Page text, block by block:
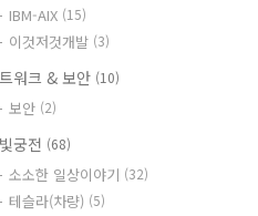
IBM-AIX (15)
이것저것개발 (3)
워크 & 보안 (10)
보안 (2)
궁전 (68)
소소한 일상이야기 (32)
테슬라(차량) (5)